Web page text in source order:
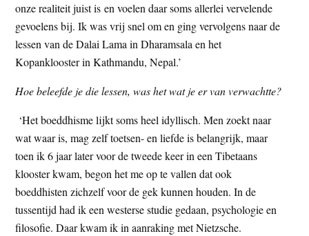
onze realiteit juist is en voelen daar soms allerlei vervelende
gevoelens bij. Ik was vrij snel om en ging vervolgens naar de
lessen van de Dalai Lama in Dharamsala en het
Kopanklooster in Kathmandu, Nepal.’
Hoe beleefde je die lessen, was het wat je er van verwachtte?
‘Het boeddhisme lijkt soms heel idyllisch. Men zoekt naar
wat waar is, mag zelf toetsen- en liefde is belangrijk, maar
toen ik 6 jaar later voor de tweede keer in een Tibetaans
klooster kwam, begon het me op te vallen dat ook
boeddhisten zichzelf voor de gek kunnen houden. In de
tussentijd had ik een westerse studie gedaan, psychologie en
filosofie. Daar kwam ik in aanraking met Nietzsche.